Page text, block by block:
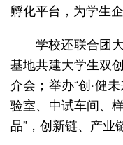
孵化平台，为学生
学校还联合团
基地共建大学生双
介会；举办“创·健
验室、中试车间、
品”，创新链、产业